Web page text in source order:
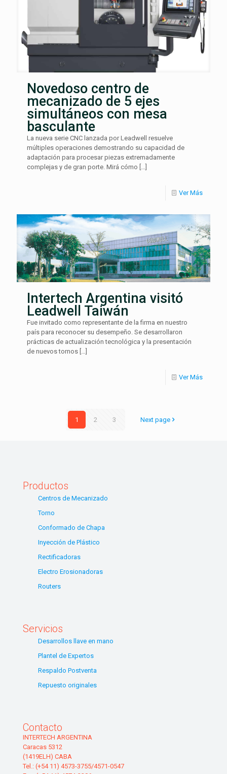
Novedoso centro de
mecanizado de 5 ejes
simultáneos con mesa
basculante
La nueva serie CNC lanzada por Leadwell resuelve
múltiples operaciones demostrando su capacidad de
adaptación para procesar piezas extremadamente
complejas y de gran porte. Mirá cómo
Ver Más
Intertech Argentina visitó
Leadwell Taiwán
Fue invitado como representante de la firma en nuestro
país para reconocer su desempeño. Se desarrollaron
prácticas de actualización tecnológica y la presentación
de nuevos tornos […]
Ver Más
1 2 3 Next page
Productos
Centros de Mecanizado
Torno
Conformado de Chapa
Inyección de Plástico
Rectificadoras
Electro Erosionadoras
Routers
Servicios
Desarrollos llave en mano
Plantel de Expertos
Respaldo Postventa
Repuesto originales
Contacto
INTERTECH ARGENTINA
Caracas 5312
(1419ELH) CABA
Tel.: (+54 11) 4573-3755/4571-0547